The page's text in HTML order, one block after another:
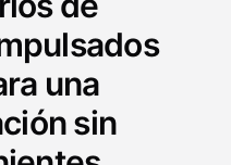
una
sin